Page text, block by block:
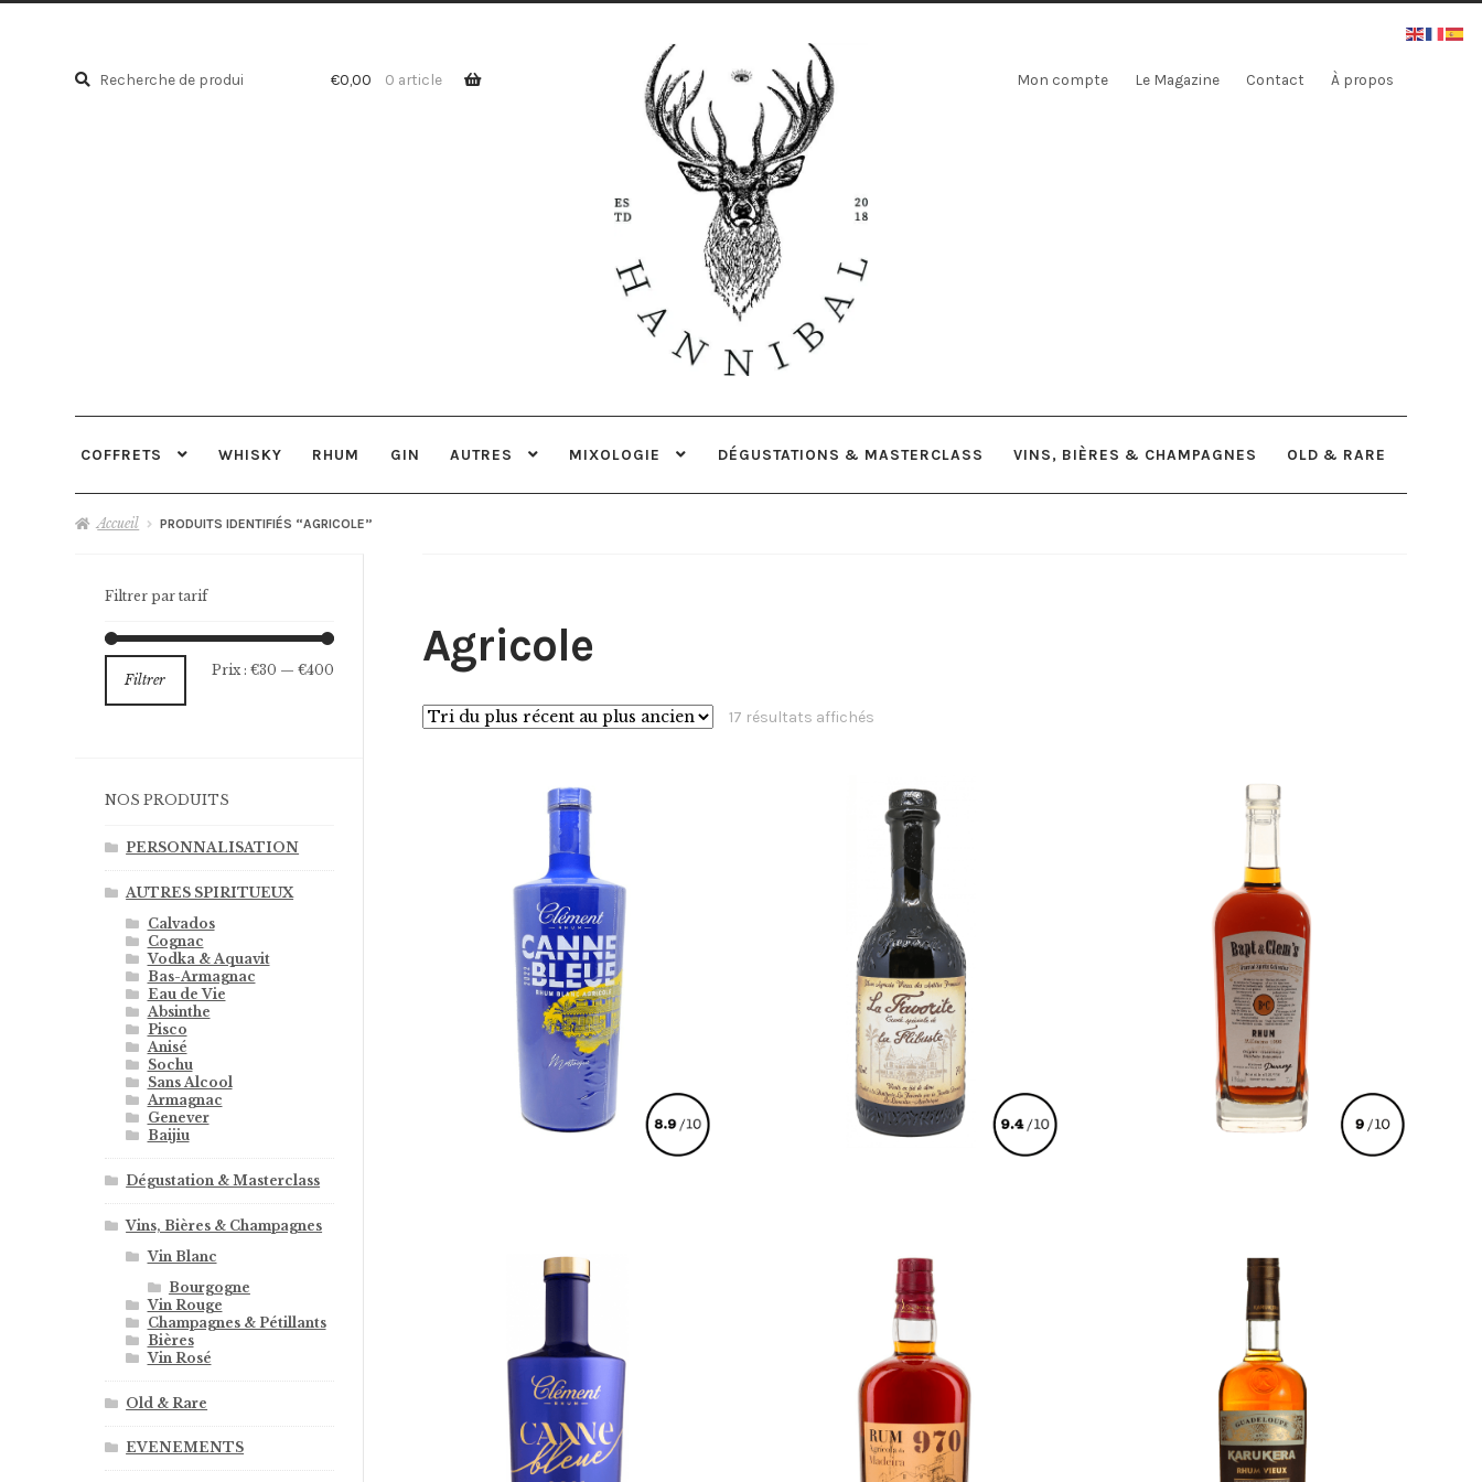
Recherche
Recherche
€0,00 0 article Mon compte Le Magazine Contact À propos
COFFRETS WHISKY RHUM GIN AUTRES MIXOLOGIE DÉGUSTATIONS & MASTERCLASS VINS, BIÈRES & CHAMPAGNES OLD & RARE
Accueil PRODUITS IDENTIFIÉS “AGRICOLE”
Agricole
17 résultats affichés
récent
au
plus
ancien
€45,00 € 400,00 €299,00
Filtrer par tarif
Prix
Prix
Filtrer
Prix : €30 — €400
NOS PRODUITS
PERSONNALISATION
AUTRES SPIRITUEUX
Calvados
Cognac
Vodka & Aquavit
Bas-Armagnac
Eau de Vie
Absinthe
Pisco
Anisé
Sochu
Sans Alcool
Armagnac
Genever
Baijiu
Dégustation & Masterclass
Vins, Bières & Champagnes
Vin Blanc
Bourgogne
Vin Rouge
Champagnes & Pétillants
Bières
Vin Rosé
Old & Rare
EVENEMENTS